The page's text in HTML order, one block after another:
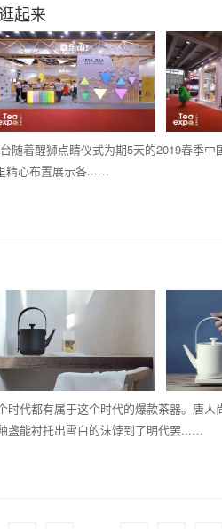
起来
随着醒狮点睛仪式为期5天的2019春季中
精心布置展示各...…
代都有属于这个时代的爆款茶器。唐人
盏能衬托出雪白的沫饽到了明代罢...…